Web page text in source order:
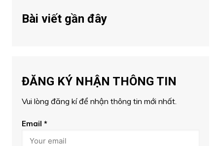
Bài viết gần đây
ĐĂNG KÝ NHẬN THÔNG TIN
Vui lòng đăng kí để nhận thông tin mới nhất.
Email *